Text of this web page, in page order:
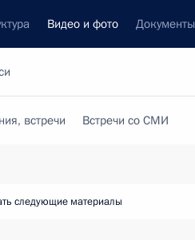
Видео и фото Документы
встречи Встречи со СМИ
следующие материалы